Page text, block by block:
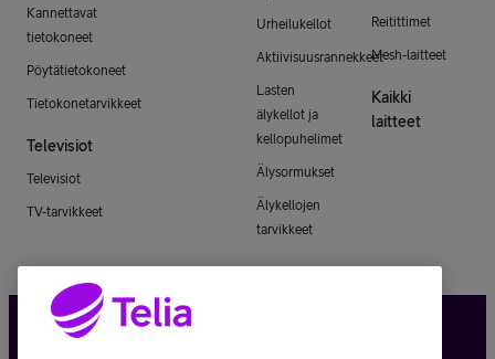
Kannettavat
tietokoneet
Pöytätietokoneet
Tietokonetarvikkeet
Televisiot
Televisiot
TV-tarvikkeet
Urheilukellot
Aktiivisuusrannekkeet
Lasten
älykellot ja
kellopuhelimet
Älysormukset
Älykellojen
tarvikkeet
Reitittimet
Mesh-laitteet
Kaikki
laitteet